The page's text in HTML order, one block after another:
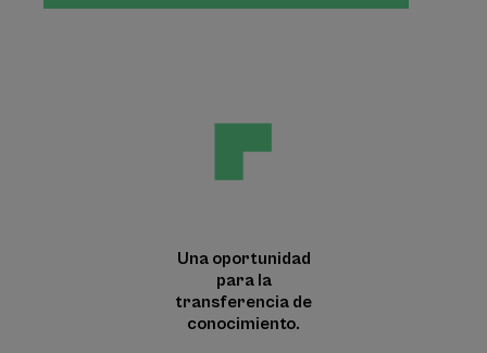
Una oportunidad
para la
transferencia de
conocimiento.